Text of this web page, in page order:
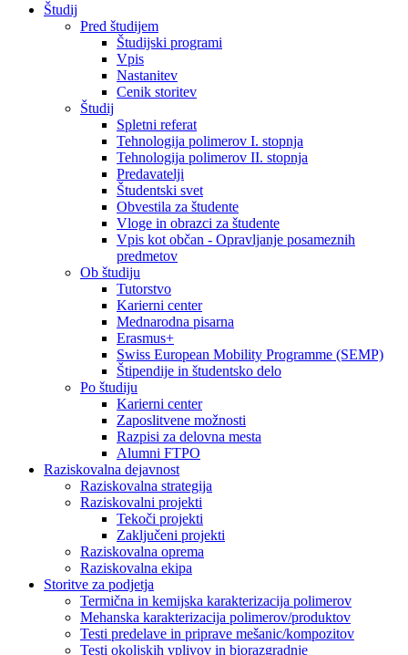
Študij
Pred študijem
Študijski programi
Vpis
Nastanitev
Cenik storitev
Študij
Spletni referat
Tehnologija polimerov I. stopnja
Tehnologija polimerov II. stopnja
Predavatelji
Študentski svet
Obvestila za študente
Vloge in obrazci za študente
Vpis kot občan - Opravljanje posameznih
predmetov
Ob študiju
Tutorstvo
Karierni center
Mednarodna pisarna
Erasmus+
Swiss European Mobility Programme (SEMP)
Štipendije in študentsko delo
Po študiju
Karierni center
Zaposlitvene možnosti
Razpisi za delovna mesta
Alumni FTPO
Raziskovalna dejavnost
Raziskovalna strategija
Raziskovalni projekti
Tekoči projekti
Zaključeni projekti
Raziskovalna oprema
Raziskovalna ekipa
Storitve za podjetja
Termična in kemijska karakterizacija polimerov
Mehanska karakterizacija polimerov/produktov
Testi predelave in priprave mešanic/kompozitov
Testi okoljskih vplivov in biorazgradnje